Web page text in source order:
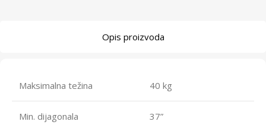
Opis proizvoda
Maksimalna težina 40 kg
Min. dijagonala 37”